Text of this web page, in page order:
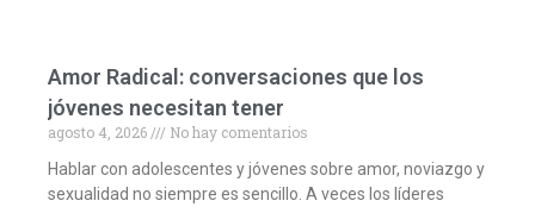
Amor Radical: conversaciones que los
jóvenes necesitan tener
agosto 4, 2026
No hay comentarios
Hablar con adolescentes y jóvenes sobre amor, noviazgo y
sexualidad no siempre es sencillo. A veces los líderes